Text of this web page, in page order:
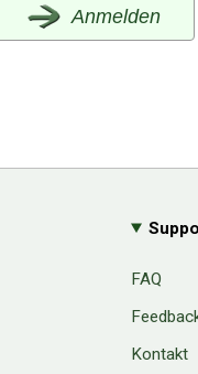
Anmelden
FAQ
Kontakt